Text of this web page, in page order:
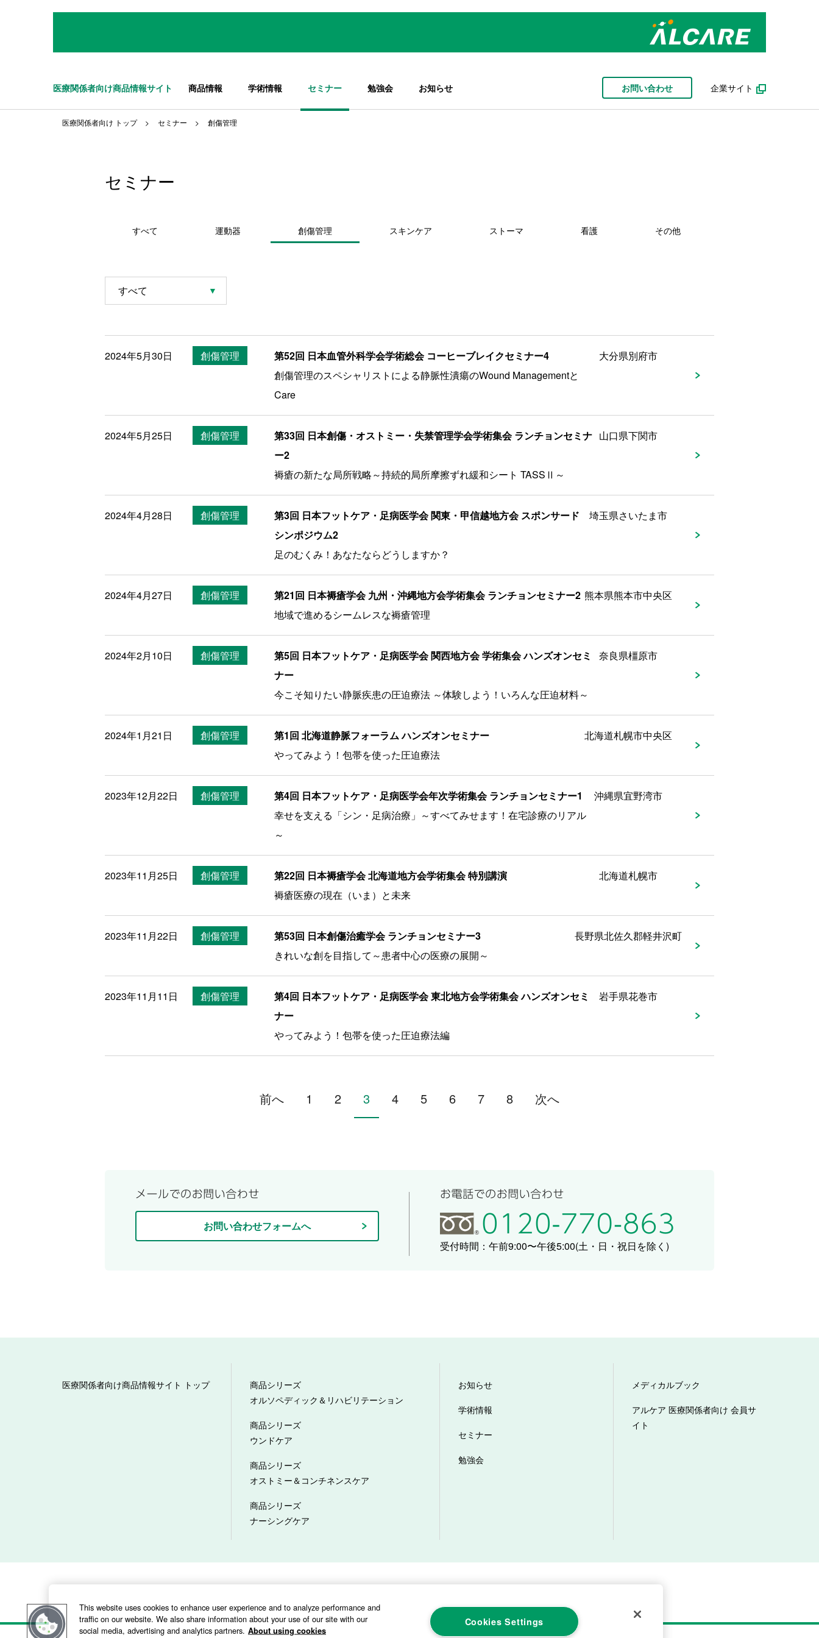
医療関係者向け商品情報サイト 商品情報 学術情報 セミナー 勉強会 お知らせ お問い合わせ 企業サイト
医療関係者向け トップ セミナー 創傷管理
セミナー
すべて 運動器 創傷管理 スキンケア ストーマ 看護 その他
2024年5月30日 創傷管理
第52回 日本血管外科学会学術総会 コーヒーブレイクセミナー4
創傷管理のスペシャリストによる静脈性潰瘍のWound Managementと
Care
大分県別府市
2024年5月25日 創傷管理
第33回 日本創傷・オストミー・失禁管理学会学術集会 ランチョンセミナ
ー2
褥瘡の新たな局所戦略～持続的局所摩擦ずれ緩和シート TASSⅡ～
山口県下関市
2024年4月28日 創傷管理
第3回 日本フットケア・足病医学会 関東・甲信越地方会 スポンサード
シンポジウム2
足のむくみ！あなたならどうしますか？
埼玉県さいたま市
2024年4月27日 創傷管理
第21回 日本褥瘡学会 九州・沖縄地方会学術集会 ランチョンセミナー2
地域で進めるシームレスな褥瘡管理
熊本県熊本市中央区
2024年2月10日 創傷管理
第5回 日本フットケア・足病医学会 関西地方会 学術集会 ハンズオンセミ
ナー
今こそ知りたい静脈疾患の圧迫療法 ～体験しよう！いろんな圧迫材料～
奈良県橿原市
2024年1月21日 創傷管理
第1回 北海道静脈フォーラム ハンズオンセミナー
やってみよう！包帯を使った圧迫療法
北海道札幌市中央区
2023年12月22日 創傷管理
第4回 日本フットケア・足病医学会年次学術集会 ランチョンセミナー1
幸せを支える「シン・足病治療」～すべてみせます！在宅診療のリアル
～
沖縄県宜野湾市
2023年11月25日 創傷管理
第22回 日本褥瘡学会 北海道地方会学術集会 特別講演
褥瘡医療の現在（いま）と未来
北海道札幌市
2023年11月22日 創傷管理
第53回 日本創傷治癒学会 ランチョンセミナー3
きれいな創を目指して～患者中心の医療の展開～
長野県北佐久郡軽井沢町
2023年11月11日 創傷管理
第4回 日本フットケア・足病医学会 東北地方会学術集会 ハンズオンセミ
ナー
やってみよう！包帯を使った圧迫療法編
岩手県花巻市
前へ 1 2 3 4 5 6 7 8 次へ
お問い合わせフォームへ
受付時間：午前9:00〜午後5:00(土・日・祝日を除く)
医療関係者向け商品情報サイト トップ
商品シリーズ
オルソペディック＆リハビリテーション
商品シリーズ
ウンドケア
商品シリーズ
オストミー＆コンチネンスケア
商品シリーズ
ナーシングケア
お知らせ
学術情報
セミナー
勉強会
メディカルブック
アルケア 医療関係者向け 会員サ
イト
This website uses cookies to enhance user experience and to analyze performance and
traffic on our website. We also share information about your use of our site with our
social media, advertising and analytics partners. About using cookies
Cookies Settings